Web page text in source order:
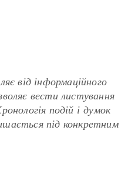
від інформаційного
вести листування
подій і думок
під конкретним